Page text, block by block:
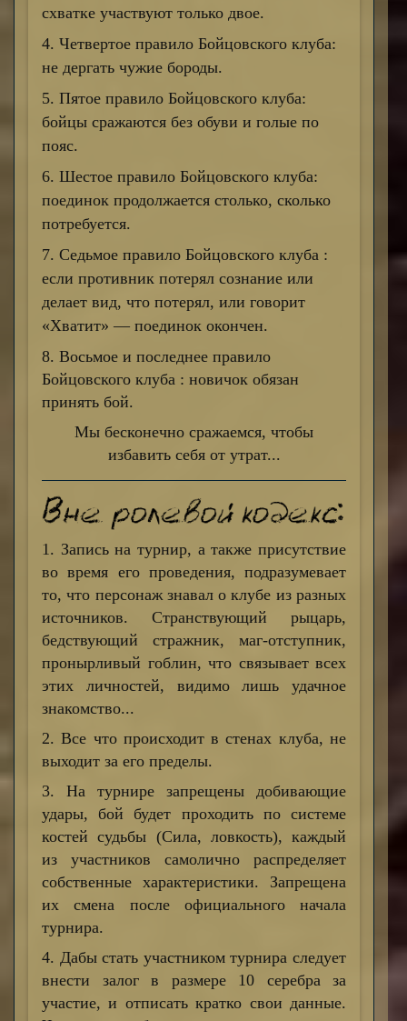
схватке участвуют только двое.
4. Четвертое правило Бойцовского клуба:
не дергать чужие бороды.
5. Пятое правило Бойцовского клуба:
бойцы сражаются без обуви и голые по
пояс.
6. Шестое правило Бойцовского клуба:
поединок продолжается столько, сколько
потребуется.
7. Седьмое правило Бойцовского клуба :
если противник потерял сознание или
делает вид, что потерял, или говорит
«Хватит» — поединок окончен.
8. Восьмое и последнее правило
Бойцовского клуба : новичок обязан
принять бой.
Мы бесконечно сражаемся, чтобы
избавить себя от утрат...
1. Запись на турнир, а также присутствие
во время его проведения, подразумевает
то, что персонаж знавал о клубе из разных
источников. Странствующий рыцарь,
бедствующий стражник, маг-отступник,
пронырливый гоблин, что связывает всех
этих личностей, видимо лишь удачное
знакомство...
2. Все что происходит в стенах клуба, не
выходит за его пределы.
3. На турнире запрещены добивающие
удары, бой будет проходить по системе
костей судьбы (Сила, ловкость), каждый
из участников самолично распределяет
собственные характеристики. Запрещена
их смена после официального начала
турнира.
4. Дабы стать участником турнира следует
внести залог в размере 10 серебра за
участие, и отписать кратко свои данные.